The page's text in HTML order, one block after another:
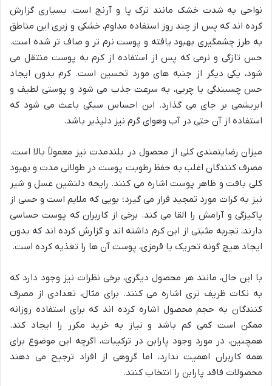
نواحی به شدت خشک مانند ترک پا و آرنج است. بسیاری گزارش
کرده اند که پس از چند روز استفاده مداوم، خشکی و زبری این مناطق
به طرز چشمگیری بهبود یافته و پوست نرم تر و صاف تر شده است.
حس تازگی و نرمی که پس از استفاده از کرم به پوست منتقل می
شود، یکی دیگر از جنبه های مورد تحسین است. کرم بدون ایجاد
حس چسبندگی یا چربی، به سرعت جذب می شود و پوستی لطیف و
ابریشمی بر جای می گذارد. این احساس سبکی باعث می شود که
استفاده از آن حتی در آب وهوای گرم نیز دلپذیر باشد.
میزان رضایتمندی کلی از محصول در بلندمدت نیز معمولاً بالا است.
مصرف کنندگان اغلب به حفظ رطوبت پوست در طولانی مدت و بهبود
کلی بافت و ظاهر پوست اشاره می کنند. رایحه دلنشین عسل و شیر
نیز به کرات مورد تمجید قرار می گیرد؛ بویی که ملایم است و حسی از
پاکیزگی و آرامش را القا می کند. برخی از کاربران که پوست حساسی
دارند، تجربه مثبتی از این کرم داشته اند و گزارش کرده اند که بدون
ایجاد هیچ گونه تحریک یا قرمزی، پوست آن ها را تغذیه کرده است.
با این حال، مانند هر محصول دیگری، برخی نظرات نیز وجود دارد که
به نکات ظریف تری اشاره می کنند. برای مثال، تعدادی از مصرف
کنندگان به حجم محصول اشاره کرده اند که برای استفاده روزانه
ممکن است کمی کم باشد و نیاز به خرید مکرر را ایجاد کند.
همچنین، در مورد وجود پارابن در ترکیبات، اگرچه این موضوع برای
همه کاربران اهمیت ندارد، اما گروهی از افراد ترجیح می دهند
محصولات فاقد پارابن را انتخاب کنند.